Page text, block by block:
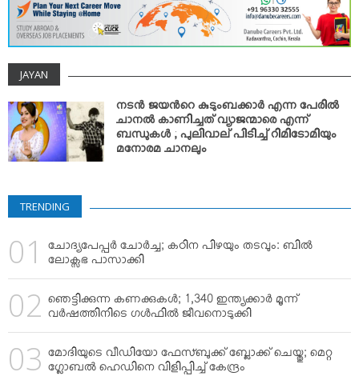
LIFESTYLE
TECH & AUTO
SOCIAL SPHERE
EDITORIAL
ARTS & LITERATURE
MAGAZINE
YOUR SAY
KARSHAKAN
TOURS & TRAVEL
GREETINGS
CLASSIFIEDS
OBITUARY
JAYAN
നടന്‍ ജയന്‍റെ കുടുംബക്കാര്‍ എന്ന പേരില്‍
ചാനല്‍ കാണിച്ചത് വ്യാജന്മാരെ എന്ന്
ബന്ധുകള്‍ ; പുലിവാല് പിടിച്ച് റിമിടോമിയും
മനോരമ ചാനലും
TRENDING
ചോദ്യപേപ്പര്‍ ചോര്‍ച്ച; കഠിന പിഴയും തടവും: ബില്‍
ലോക്സഭ പാസാക്കി
ഞെട്ടിക്കുന്ന കണക്കുകള്‍; 1,340 ഇന്ത്യക്കാര്‍ മൂന്ന്
വര്‍ഷത്തിനിടെ ഗള്‍ഫില്‍ ജീവനൊടുക്കി
മോദിയുടെ വീഡിയോ ഫേസ്ബുക്ക് ബ്ലോക്ക് ചെയ്തു; മെറ്റ
ഗ്ലോബല്‍ ഹെഡിനെ വിളിപ്പിച്ച് കേന്ദ്രം